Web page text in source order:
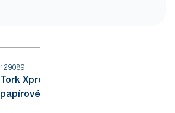
129089
Tork Xpress® splachovatelné
papírové ručníky Multifold bílé H2